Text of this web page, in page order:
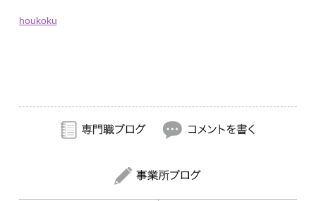
houkoku